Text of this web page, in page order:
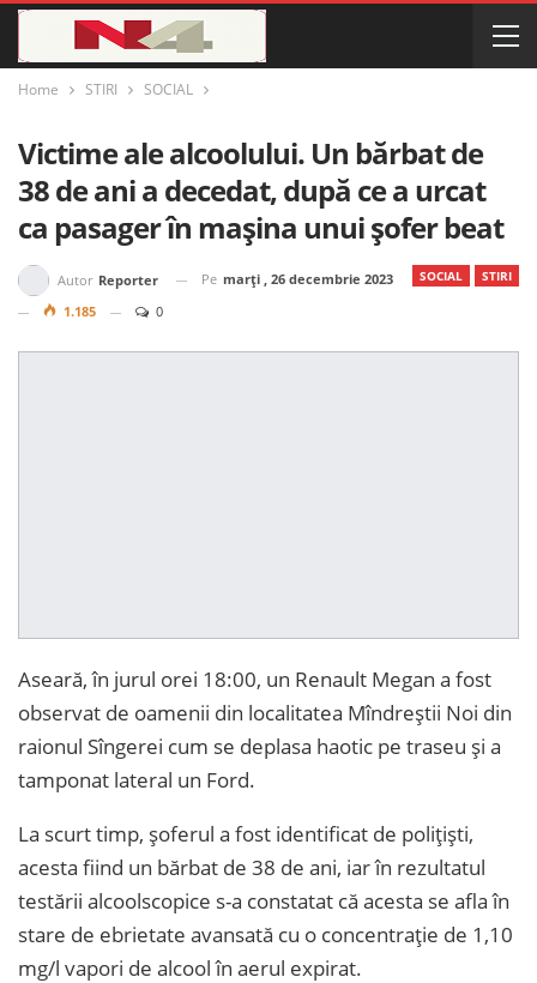
Home STIRI SOCIAL
Victime ale alcoolului. Un bărbat de
38 de ani a decedat, după ce a urcat
ca pasager în mașina unui șofer beat
SOCIAL STIRI
Autor Reporter Pe marți , 26 decembrie 2023
1.185
0
Aseară, în jurul orei 18:00, un Renault Megan a fost
observat de oamenii din localitatea Mîndreștii Noi din
raionul Sîngerei cum se deplasa haotic pe traseu și a
tamponat lateral un Ford.
La scurt timp, șoferul a fost identificat de polițiști,
acesta fiind un bărbat de 38 de ani, iar în rezultatul
testării alcoolscopice s-a constatat că acesta se afla în
stare de ebrietate avansată cu o concentrație de 1,10
mg/l vapori de alcool în aerul expirat.